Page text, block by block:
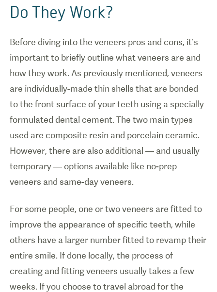
Do They Work?
Before diving into the veneers pros and cons, it’s
important to briefly outline what veneers are and
how they work. As previously mentioned, veneers
are individually-made thin shells that are bonded
to the front surface of your teeth using a specially
formulated dental cement. The two main types
used are composite resin and porcelain ceramic.
However, there are also additional — and usually
temporary — options available like no-prep
veneers and same-day veneers.
For some people, one or two veneers are fitted to
improve the appearance of specific teeth, while
others have a larger number fitted to revamp their
entire smile. If done locally, the process of
creating and fitting veneers usually takes a few
weeks. If you choose to travel abroad for the